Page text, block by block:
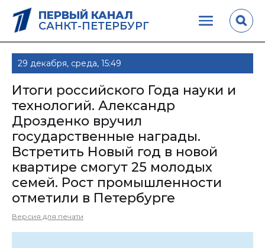
ПЕРВЫЙ КАНАЛ
САНКТ-ПЕТЕРБУРГ
29 декабря, среда, 15:49
Итоги российского Года науки и
технологий. Александр
Дрозденко вручил
государственные награды.
Встретить Новый год в новой
квартире смогут 25 молодых
семей. Рост промышленности
отметили в Петербурге
Версия для печати